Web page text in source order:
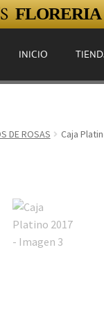
FLORERIA
INICIO
DE ROSAS Caja